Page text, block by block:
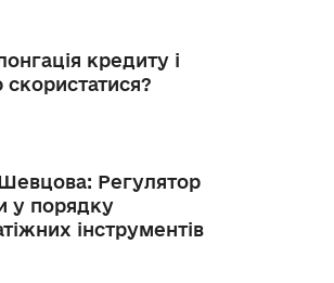
кредиту і
Регулятор
у порядку
інструментів